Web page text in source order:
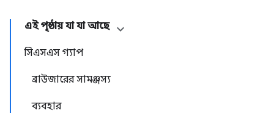
এই পৃষ্ঠায় যা যা আছে
সিএসএস গ্যাপ
ব্রাউজারের সামঞ্জস্য
ব্যবহার